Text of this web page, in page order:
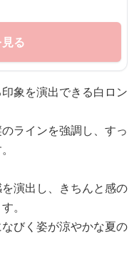
る
象を演出できる白ロン
ラインを強調し、すっ
演出し、きちんと感の
。
びく姿が涼やかな夏の